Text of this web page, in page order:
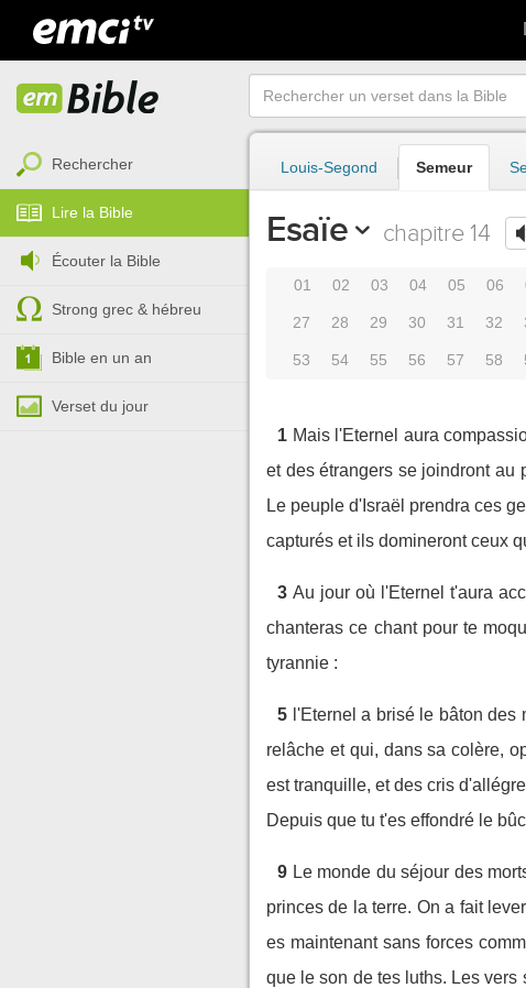
Rechercher
Lire la Bible
Écouter la Bible
Strong grec & hébreu
Bible en un an
Verset du jour
Louis-Segond Semeur
Esaïe chapitre 14
01 02 03 04 05 06
27 28 29 30 31 32
53 54 55 56 57 58
1 Mais l'Eternel aura
et des étrangers se joindront au
Le peuple d'Israël prendra ces
capturés et ils domineront ceux
3 Au jour où l'Eternel t'aura
chanteras ce chant pour te
tyrannie :
5 l'Eternel a brisé le bâton des
relâche et qui, dans sa colère,
est tranquille, et des cris
Depuis que tu t'es effondré le
9 Le monde du séjour des
princes de la terre. On a fait
es maintenant sans forces
que le son de tes luths. Les vers